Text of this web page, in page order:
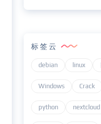
标签云
debian linux
Windows Crack
python nextcloud